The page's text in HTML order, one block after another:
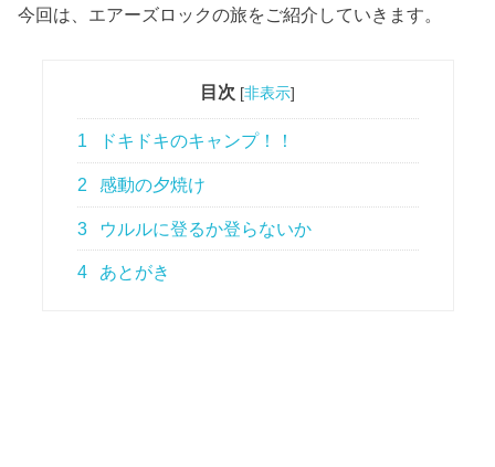
今回は、エアーズロックの旅をご紹介していきます。
目次 [非表示]
1 ドキドキのキャンプ！！
2 感動の夕焼け
3 ウルルに登るか登らないか
4 あとがき